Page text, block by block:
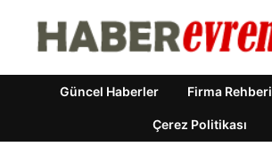
Güncel Haberler Firma Rehberi
Çerez Politikası